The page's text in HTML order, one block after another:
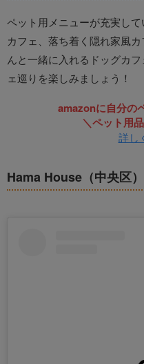
ペット用メニューが充実し
カフェ、落ち着く隠れ家風
んと一緒に入れるドッグカ
ェ巡りを楽しみましょう！
amazonに自分の
＼ペット用
詳し
Hama House（中央区）